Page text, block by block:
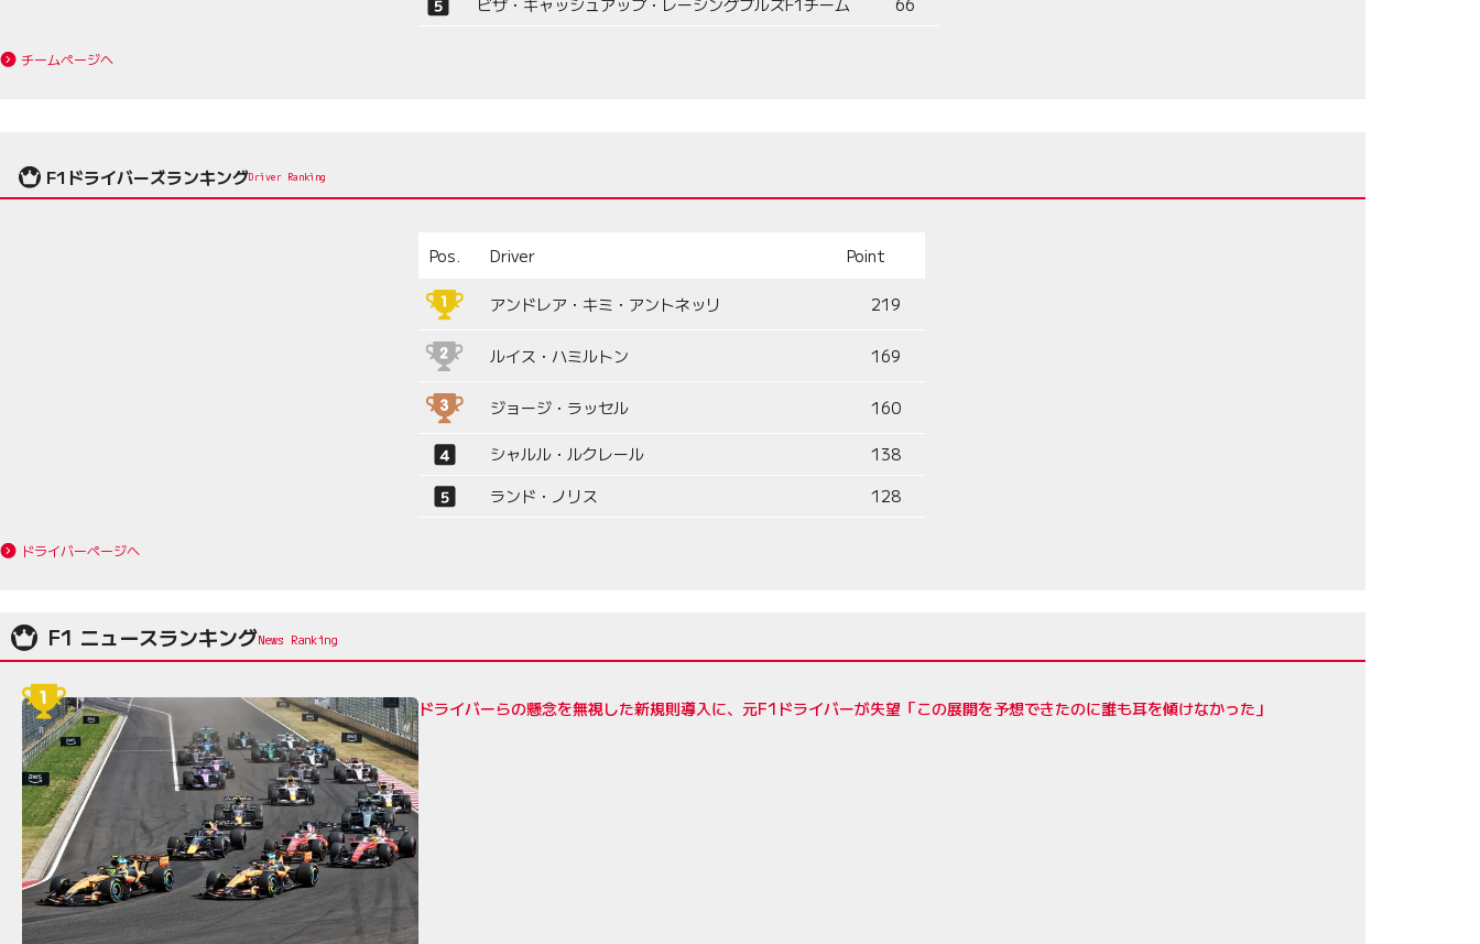
チームページへ
F1ドライバーズランキングDriver Ranking
Pos. Driver Point
アンドレア・キミ・アントネッリ 219
ルイス・ハミルトン 169
ジョージ・ラッセル 160
シャルル・ルクレール
138
ランド・ノリス
128
ドライバーページへ
F1 ニュースランキング
ドライバーらの懸念を無視した新規則導入に、元F1ドライバーが失望「この展開を予想できたのに誰も耳を傾けなかった」